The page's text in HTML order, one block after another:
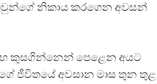
නිකාය කරගෙන අවසන්
කුසගින්නෙන් පෙළෙන අයට
ජීවිතයේ අවසාන මාස තුන තුළ